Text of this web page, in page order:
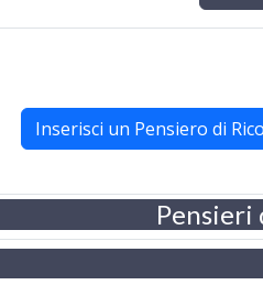
Inserisci un Pensiero di
Pensieri